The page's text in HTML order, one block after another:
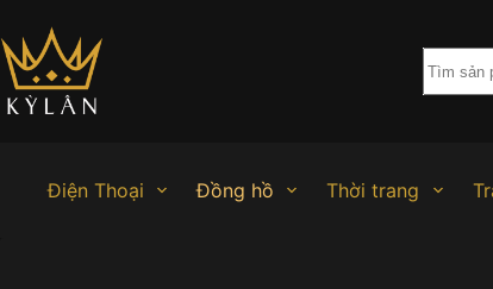
đến
phần
nội
dung
Điện Thoại Đồng hồ Thời trang